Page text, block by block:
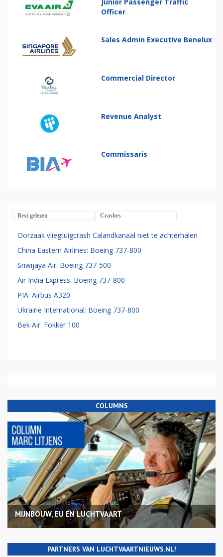
Officer
Sales Admin Executive Benelux
Commercial Director
Revenue Analyst
Commissaris
Best gelezen Crashes
Oorzaak vliegtuigcrash Calandkanaal niet te achterhalen
China Eastern Airlines: Boeing 737-800
Sriwijaya Air: Boeing 737-500
Air India Express: Boeing 737-800
PIA: Airbus A320
Ukraine International: Boeing 737-800
Bek Air: Fokker 100
COLUMNS
MIJNBOUW, EU EN LUCHTVAART
PARTNERS VAN LUCHTVAARTNIEUWS.NL!